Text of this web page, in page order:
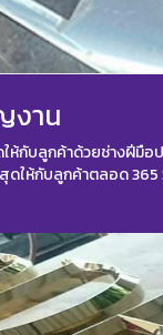
งาน
กับลูกค้าด้วยช่างฝีมือ
ให้กับลูกค้าตลอด 365